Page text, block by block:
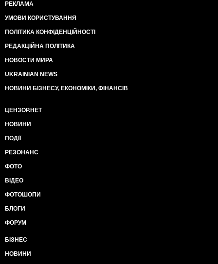
РЕКЛАМА
УМОВИ КОРИСТУВАННЯ
ПОЛІТИКА КОНФІДЕНЦІЙНОСТІ
РЕДАКЦІЙНА ПОЛІТИКА
НОВОСТИ МИРА
UKRAINIAN NEWS
НОВИНИ БІЗНЕСУ, ЕКОНОМІКИ, ФІНАНСІВ
ЦЕНЗОР.НЕТ
НОВИНИ
ПОДІЇ
РЕЗОНАНС
ФОТО
ВІДЕО
ФОТОШОПИ
БЛОГИ
ФОРУМ
БІЗНЕС
НОВИНИ